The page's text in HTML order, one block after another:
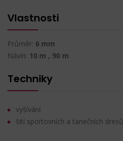
Vlastnosti
Průměr: 6 mm
Návin: 10 m , 90 m
Techniky
vyšívání
šití sportovních a tanečních dresů